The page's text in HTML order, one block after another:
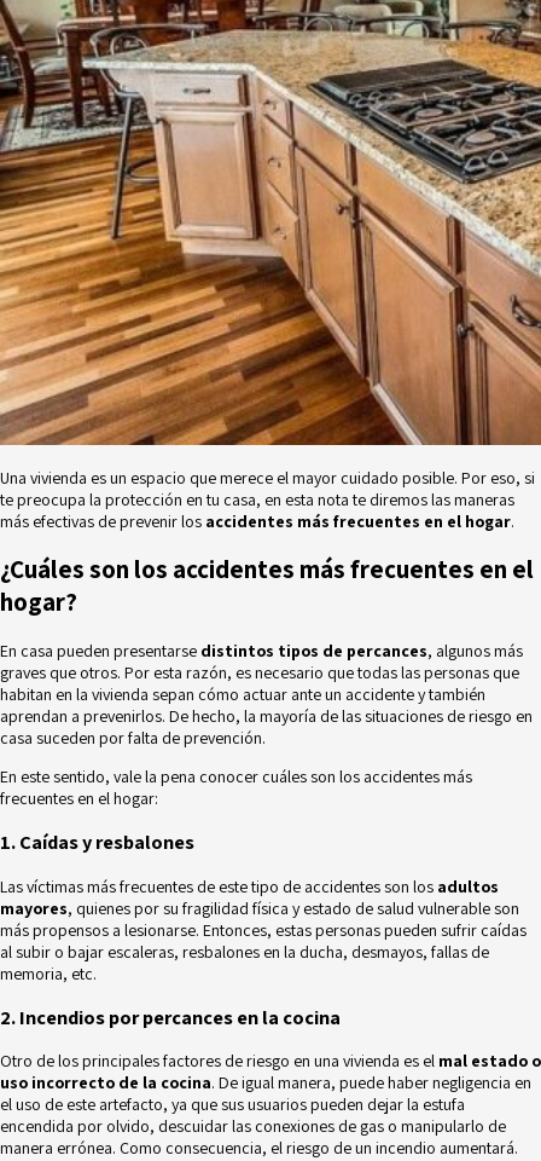
Área de clientes
Una vivienda es un espacio que merece el mayor cuidado posible. Por eso, si
te preocupa la protección en tu casa, en esta nota te diremos las maneras
más efectivas de prevenir los accidentes más frecuentes en el hogar.
¿Cuáles son los accidentes más frecuentes en el
hogar?
En casa pueden presentarse distintos tipos de percances, algunos más
graves que otros. Por esta razón, es necesario que todas las personas que
habitan en la vivienda sepan cómo actuar ante un accidente y también
aprendan a prevenirlos. De hecho, la mayoría de las situaciones de riesgo en
casa suceden por falta de prevención.
En este sentido, vale la pena conocer cuáles son los accidentes más
frecuentes en el hogar:
1. Caídas y resbalones
Las víctimas más frecuentes de este tipo de accidentes son los adultos
mayores, quienes por su fragilidad física y estado de salud vulnerable son
más propensos a lesionarse. Entonces, estas personas pueden sufrir caídas
al subir o bajar escaleras, resbalones en la ducha, desmayos, fallas de
memoria, etc.
2. Incendios por percances en la cocina
Otro de los principales factores de riesgo en una vivienda es el mal estado o
uso incorrecto de la cocina. De igual manera, puede haber negligencia en
el uso de este artefacto, ya que sus usuarios pueden dejar la estufa
encendida por olvido, descuidar las conexiones de gas o manipularlo de
manera errónea. Como consecuencia, elriesgo de un incendio aumentará.